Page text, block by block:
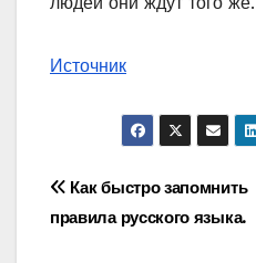
Источник
Навигация
по
Как быстро запомнить
правила русского языка.